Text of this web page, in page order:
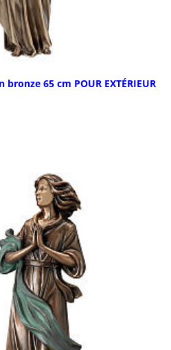
65 cm POUR EXTÉRIEUR